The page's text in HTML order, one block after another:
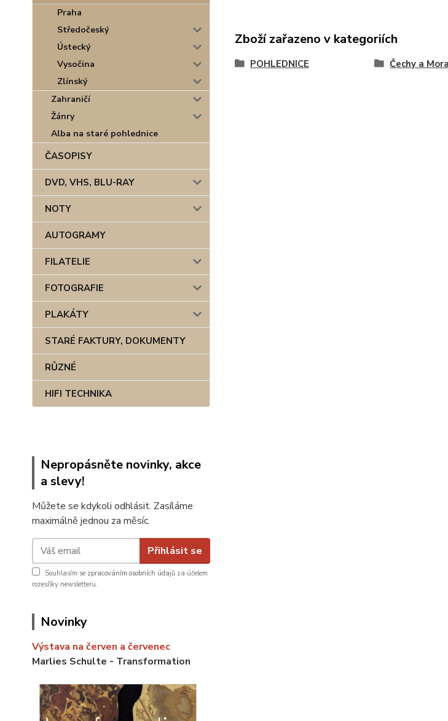
Praha
Středočeský
Ústecký
Vysočina
Zlínský
Zahraničí
Žánry
Alba na staré pohlednice
ČASOPISY
DVD, VHS, BLU-RAY
NOTY
AUTOGRAMY
FILATELIE
FOTOGRAFIE
PLAKÁTY
STARÉ FAKTURY, DOKUMENTY
RŮZNÉ
HIFI TECHNIKA
Nepropásněte novinky, akce
a slevy!
Můžete se kdykoli odhlásit. Zasíláme
maximálně jednou za měsíc.
Přihlásit se
Souhlasím se zpracováním osobních údajů za účelem
rozesílky newsletteru.
Novinky
Výstava na červen a červenec
Marlies Schulte - Transformation
Zboží zařazeno v kategoriích
POHLEDNICE Čechy a